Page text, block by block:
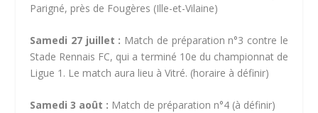
Parigné, près de Fougères (Ille-et-Vilaine)
Samedi 27 juillet : Match de préparation n°3 contre le
Stade Rennais FC, qui a terminé 10e du championnat de
Ligue 1. Le match aura lieu à Vitré. (horaire à définir)
Samedi 3 août : Match de préparation n°4 (à définir)